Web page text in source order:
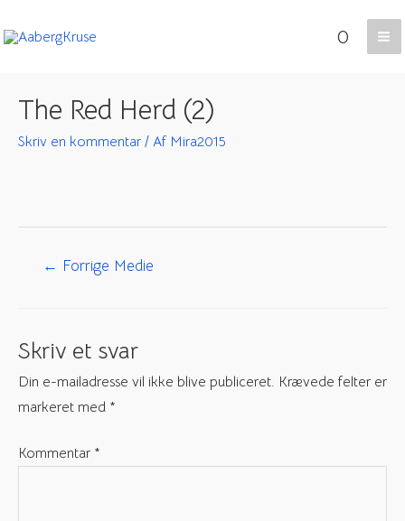
til
0
The Red Herd (2)
Skriv en kommentar / Af Mira2015
Indlægsnavigation
← Forrige Medie
Skriv et svar
Din e-mailadresse vil ikke blive publiceret. Krævede felter er
markeret med *
Kommentar *